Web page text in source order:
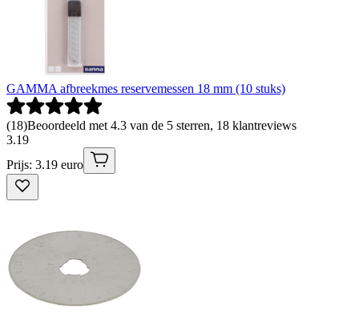
GAMMA afbreekmes reservemessen 18 mm (10 stuks)
(18)Beoordeeld met 4.3 van de 5 sterren, 18 klantreviews
3.19
Prijs: 3.19 euro